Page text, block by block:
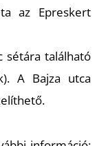
az Epreskert
sétára található
A Bajza utca